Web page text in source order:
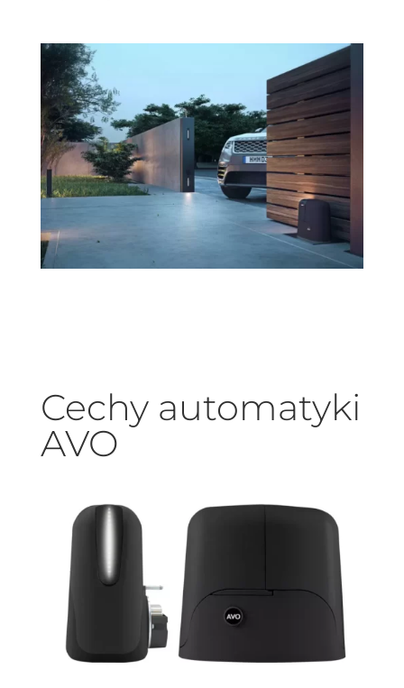
Cechy automatyki
AVO